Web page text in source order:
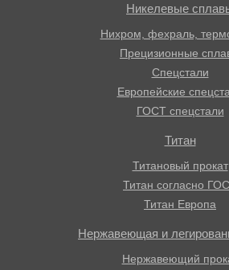
Никелевые
Нихром, фехраль,
Прецизионные
Спецстали
Европейские
ГОСТ спецстали
Титан
Титановый прокат
Титан согласно
Титан Европа
Нержавеющая и
Нержавеющий